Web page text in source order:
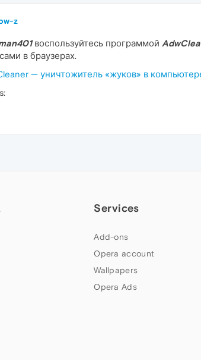
z
воспользуйтесь программой
в браузерах.
— уничтожитель «жуков» в
Services
Add-ons
Opera account
Wallpapers
Opera Ads